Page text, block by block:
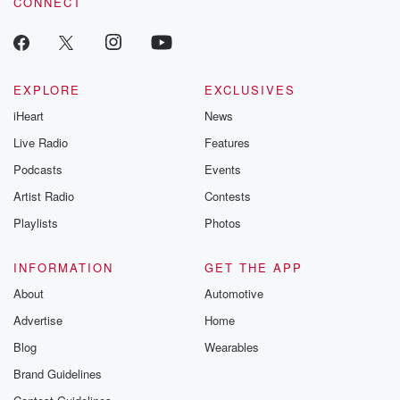
EXPLORE
iHeart
Live Radio
Podcasts
Artist Radio
Playlists
EXCLUSIVES
News
Features
Events
Contests
Photos
INFORMATION
About
Advertise
Blog
Brand Guidelines
GET THE APP
Automotive
Home
Wearables